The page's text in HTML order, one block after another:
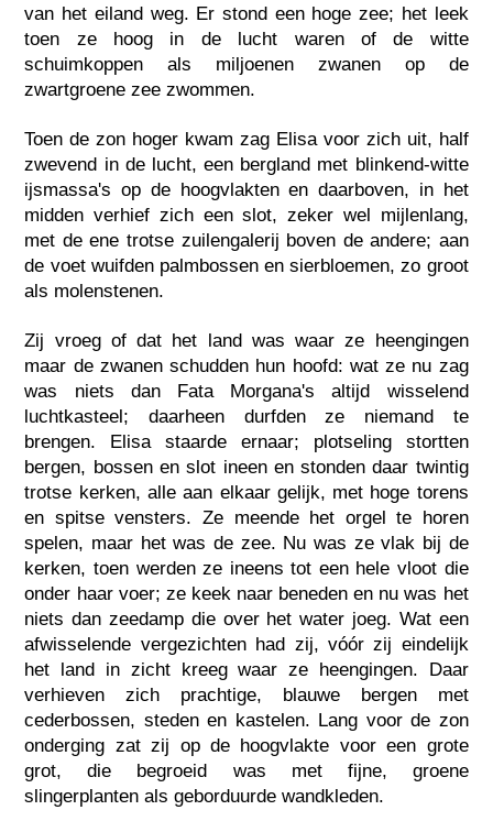
van het eiland weg. Er stond een hoge zee; het leek
toen ze hoog in de lucht waren of de witte
schuimkoppen als miljoenen zwanen op de
zwartgroene zee zwommen.
Toen de zon hoger kwam zag Elisa voor zich uit, half
zwevend in de lucht, een bergland met blinkend-witte
ijsmassa's op de hoogvlakten en daarboven, in het
midden verhief zich een slot, zeker wel mijlenlang,
met de ene trotse zuilengalerij boven de andere; aan
de voet wuifden palmbossen en sierbloemen, zo groot
als molenstenen.
Zij vroeg of dat het land was waar ze heengingen
maar de zwanen schudden hun hoofd: wat ze nu zag
was niets dan Fata Morgana's altijd wisselend
luchtkasteel; daarheen durfden ze niemand te
brengen. Elisa staarde ernaar; plotseling stortten
bergen, bossen en slot ineen en stonden daar twintig
trotse kerken, alle aan elkaar gelijk, met hoge torens
en spitse vensters. Ze meende het orgel te horen
spelen, maar het was de zee. Nu was ze vlak bij de
kerken, toen werden ze ineens tot een hele vloot die
onder haar voer; ze keek naar beneden en nu was het
niets dan zeedamp die over het water joeg. Wat een
afwisselende vergezichten had zij, vóór zij eindelijk
het land in zicht kreeg waar ze heengingen. Daar
verhieven zich prachtige, blauwe bergen met
cederbossen, steden en kastelen. Lang voor de zon
onderging zat zij op de hoogvlakte voor een grote
grot, die begroeid was met fijne, groene
slingerplanten als geborduurde wandkleden.